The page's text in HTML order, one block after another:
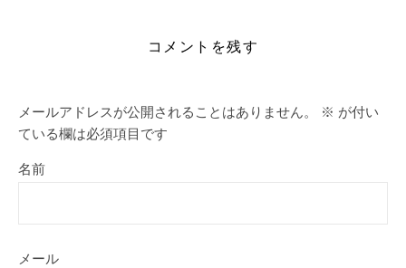
コメントを残す
メールアドレスが公開されることはありません。 ※ が付い
ている欄は必須項目です
名前
メール